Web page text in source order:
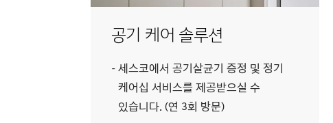
공기 케어 솔루션
세스코에서 공기살균기 증정 및 정기
케어십 서비스를 제공받으실 수
있습니다. (연 3회 방문)